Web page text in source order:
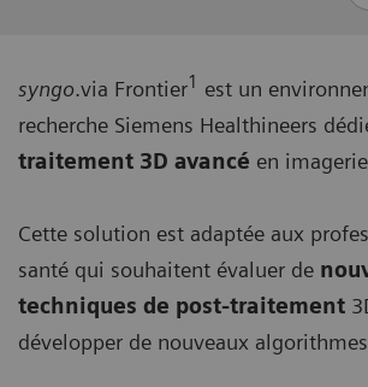
syngo.via Frontier1 est un
recherche Siemens Healthineers
traitement 3D avancé en
Cette solution est adaptée aux
santé qui souhaitent évaluer de
techniques de post-traitement
développer de nouveaux